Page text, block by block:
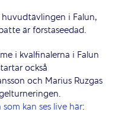
huvudtävlingen i Falun,
är förstaseedad.
i kvalfinalerna i Falun
också
och Marius Ruzgas
kan ses live här: